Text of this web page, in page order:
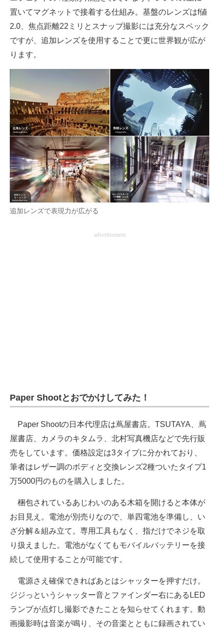
置いてマグネットで接着する仕組み。基盤のレンズはf値
2.0、焦点距離22ミリとスナップ撮影には充分なスペック
ですが、追加レンズを使用することで更に世界観が広が
ります。
追加レンズで表現力が広がる
advertisement
Paper Shootとおでかけしてみた！
Paper Shootの日本代理店は蔦屋書店。TSUTAYA、蔦
屋書店、カメラのキタムラ、北村写真機店などで先行販
売をしています。価格設定は3タイプに分かれており、
筆者はレザー調のボディと交換レンズ2種ついたタイプ1
万5000円のものを購入しました。
梱包されているあじわいのある木箱を開けると本体が
お目見え。電池が別売りなので、単四電池を準備し、い
ざ分解＆組み立て。専用工具もなく、指だけでネジを取
り扱えました。電池がなくてもモバイルバッテリーを接
続して使用することが可能です。
電源さえ確保できればあとはシャッターを押すだけ。
ジジっというシャッター音とファインダー右にあるLED
ランプが点灯し撮影できたことを知らせてくれます。動
画撮影時は音楽が鳴り、その音楽とともに録画されてい